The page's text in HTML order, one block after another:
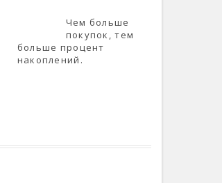
Чем больше
покупок, тем
больше процент
накоплений.